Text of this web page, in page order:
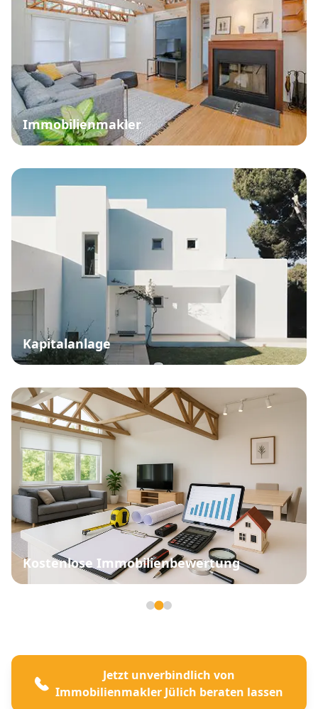
Immobilienmakler
Kapitalanlage
Kostenlose Immobilienbewertung
Jetzt unverbindlich von
Immobilienmakler Jülich beraten lassen